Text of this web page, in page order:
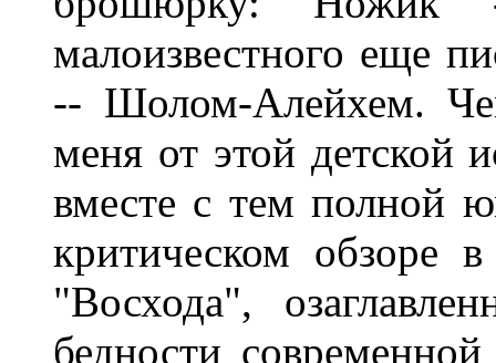
малоизвестного еще
-- Шолом-Алейхем.
меня от этой детской
вместе с тем полной
критическом обзоре
"Восхода",
бедности